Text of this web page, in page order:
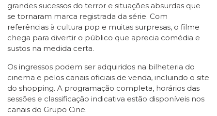
grandes sucessos do terror e situações absurdas que
se tornaram marca registrada da série. Com
referências à cultura pop e muitas surpresas, o filme
chega para divertir o público que aprecia comédia e
sustos na medida certa.
Os ingressos podem ser adquiridos na bilheteria do
cinema e pelos canais oficiais de venda, incluindo o site
do shopping. A programação completa, horários das
sessões e classificação indicativa estão disponíveis nos
canais do Grupo Cine.